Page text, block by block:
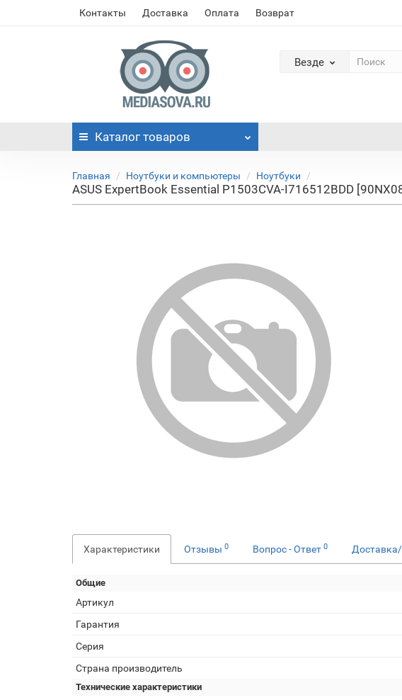
Контакты Доставка Оплата Возврат
Везде
Каталог товаров
Главная Ноутбуки и компьютеры Ноутбуки
ASUS ExpertBook Essential P1503CVA-I716512BDD
Характеристики Отзывы 0 Вопрос - Ответ 0
Общие
Артикул
Гарантия
Серия
Страна производитель
Технические характеристики